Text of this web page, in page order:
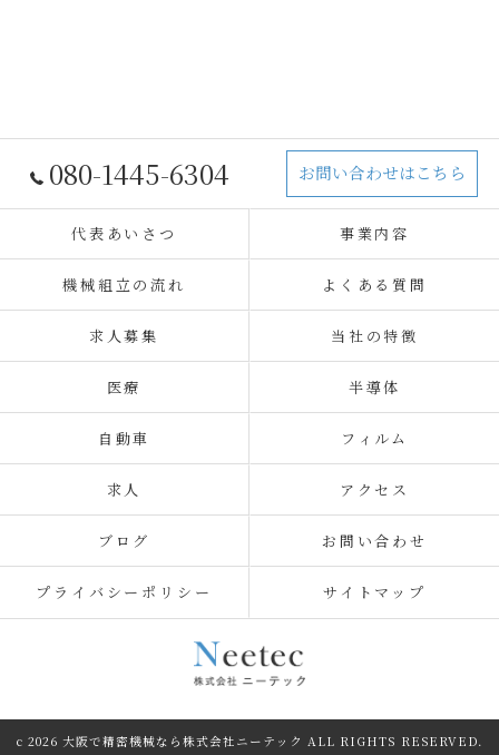
080-1445-6304 お問い合わせはこちら
代表あいさつ 事業内容
機械組立の流れ よくある質問
求人募集 当社の特徴
医療 半導体
自動車 フィルム
求人 アクセス
ブログ お問い合わせ
プライバシーポリシー サイトマップ
c 2026 大阪で精密機械なら株式会社ニーテック ALL RIGHTS RESERVED.